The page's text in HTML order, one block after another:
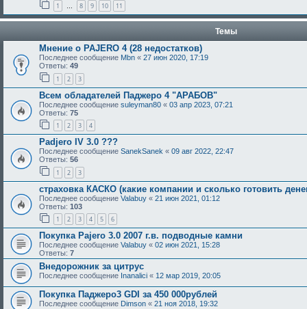
1 … 8 9 10 11
Темы
Мнение о PAJERO 4 (28 недостатков)
Последнее сообщение Mbn « 27 июн 2020, 17:19
Ответы: 49
1 2 3
Всем обладателей Паджеро 4 "АРАБОВ"
Последнее сообщение suleyman80 « 03 апр 2023, 07:21
Ответы: 75
1 2 3 4
Padjero IV 3.0 ???
Последнее сообщение SanekSanek « 09 авг 2022, 22:47
Ответы: 56
1 2 3
страховка КАСКО (какие компании и сколько готовить
Последнее сообщение Valabuy « 21 июн 2021, 01:12
Ответы: 103
1 2 3 4 5 6
Покупка Pajero 3.0 2007 г.в. подводные камни
Последнее сообщение Valabuy « 02 июн 2021, 15:28
Ответы: 7
Внедорожник за цитрус
Последнее сообщение Inanalici « 12 мар 2019, 20:05
Покупка Паджеро3 GDI за 450 000рублей
Последнее сообщение Dimson « 21 ноя 2018, 19:32